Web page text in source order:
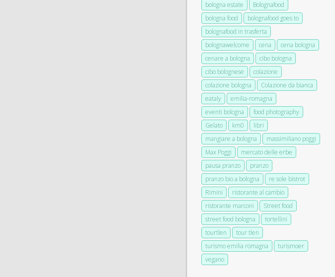
bologna estate
Bolognafood
bologna food
bolognafood goes to
bolognafood in trasferta
bolognawelcome
cena
cena bologna
cenare a bologna
cibo bologna
cibo bolognese
colazione
colazione bologna
Colazione da bianca
eataly
emilia-romagna
eventi bologna
food photography
Gelato
km0
libri
mangiare a bologna
massimiliano poggi
Max Poggi
mercato delle erbe
pausa pranzo
pranzo
pranzo bio a bologna
re sole bistrot
Rimini
ristorante al cambio
ristorante marconi
Street food
street food bologna
tortellini
tourtlen
tour tlen
turismo emilia romagna
turismoer
vegano